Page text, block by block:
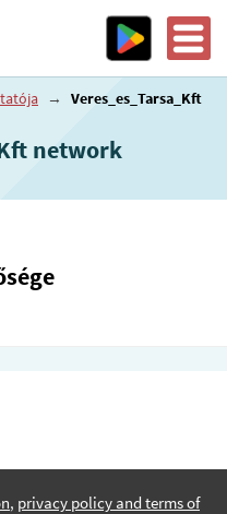
→
Veres_es_Tarsa_Kft
network
, privacy policy and terms of